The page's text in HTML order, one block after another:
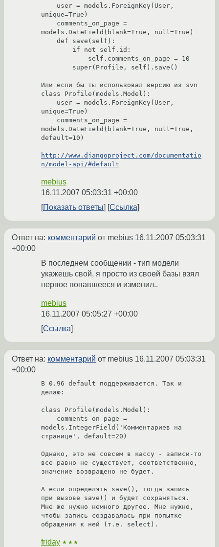
unique=True)
models.DateField(blank=True, null=True)
Или если бы ты использовал версию из svn
class Profile(models.Model):
unique=True)
models.DateField(blank=True, null=True,
default=10)
http://www.djangoproject.com/documentatio
n/model-api/#default
mebius
16.11.2007 05:03:31 +00:00
Показать ответы
Ссылка
Ответ на: комментарий от mebius 16.11.2007 05:03:31
+00:00
В последнем сообщении - тип модели
укажешь свой, я просто из своей базы взял
первое попавшееся и изменил..
mebius
16.11.2007 05:05:27 +00:00
Ссылка
Ответ на: комментарий от mebius 16.11.2007 05:03:31
+00:00
В 0.96 default поддерживается. Так и
делаю:
class Profile(models.Model):
models.IntegerField('Комментариев на
странице', default=20)
Однако, это не совсем в кассу - записи-то
все равно не существует, соответственно,
значение возвращено не будет.
А если определять save(), тогда запись
при вызове save() и будет сохраняться.
Мне же нужно немного другое. Мне нужно,
чтобы запись создавалась при попытке
обращения к ней (т.е. select).
friday ★★★